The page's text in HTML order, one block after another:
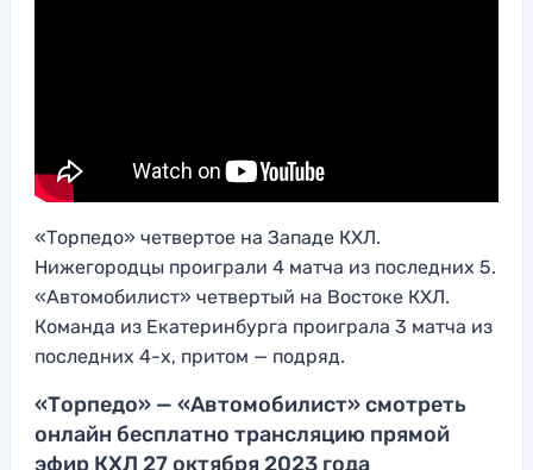
«Торпедо» четвертое на Западе КХЛ.
Нижегородцы проиграли 4 матча из последних 5.
«Автомобилист» четвертый на Востоке КХЛ.
Команда из Екатеринбурга проиграла 3 матча из
последних 4-х, притом — подряд.
«Торпедо» — «Автомобилист» смотреть
онлайн бесплатно трансляцию прямой
эфир КХЛ 27 октября 2023 года